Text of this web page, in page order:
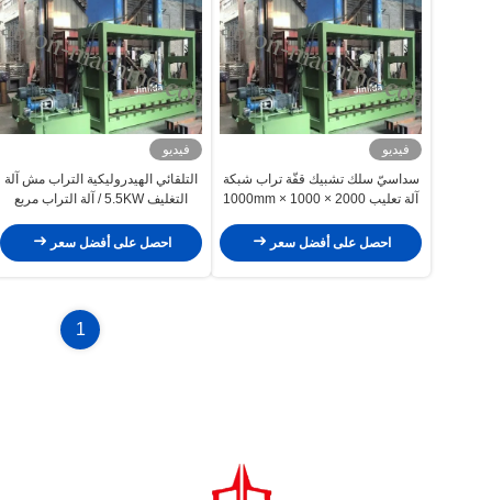
فيديو
سداسيّ سلك تشبيك قفّة تراب شبكة
آلة تعليب 2000 × 1000 × 1000mm
احصل على أفضل سعر
فيديو
التلقائي الهيدروليكية التراب مش آلة
التغليف 5.5KW / آلة التراب مربع
احصل على أفضل سعر
1